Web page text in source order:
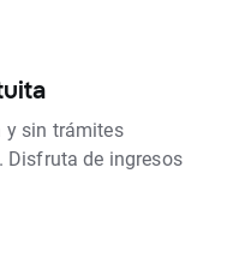
y sin trámites
Disfruta de ingresos